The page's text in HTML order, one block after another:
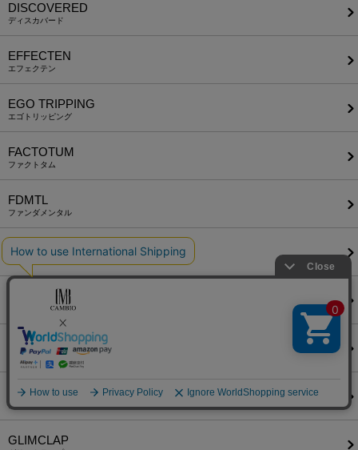
DISCOVERED
ディスカバード
EFFECTEN
エフェクテン
EGO TRIPPING
エゴトリッピング
FACTOTUM
ファクトタム
FDMTL
ファンダメンタル
felkod
フィデリティ
FlexibleVisual SPCE
フレキシブル ヴィジュアル スペース
glamb
グラム
GLIMCLAP